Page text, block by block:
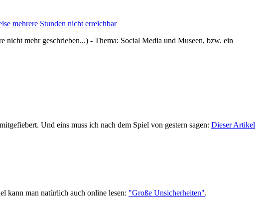
mehrere Stunden nicht erreichbar
mehr geschrieben...) - Thema: Social Media und Museen, bzw. ein
Und eins muss ich nach dem Spiel von gestern sagen: Dieser Artikel
kann man natürlich auch online lesen: "Große Unsicherheiten".